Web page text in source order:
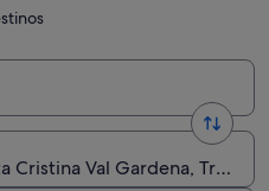
Cristina Val Gardena,